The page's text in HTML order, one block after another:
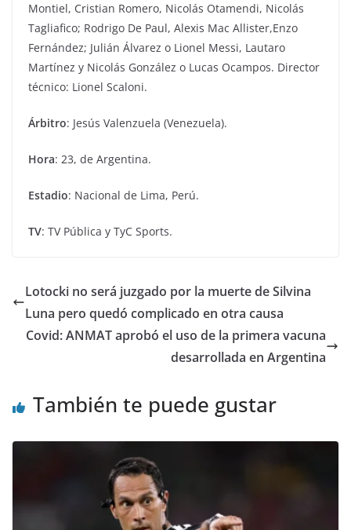
Montiel, Cristian Romero, Nicolás Otamendi, Nicolás
Tagliafico; Rodrigo De Paul, Alexis Mac Allister,Enzo
Fernández; Julián Álvarez o Lionel Messi, Lautaro
Martínez y Nicolás González o Lucas Ocampos. Director
técnico: Lionel Scaloni.
Árbitro: Jesús Valenzuela (Venezuela).
Hora: 23, de Argentina.
Estadio: Nacional de Lima, Perú.
TV: TV Pública y TyC Sports.
Lotocki no será juzgado por la muerte de Silvina
Luna pero quedó complicado en otra causa
Covid: ANMAT aprobó el uso de la primera vacuna
desarrollada en Argentina
También te puede gustar